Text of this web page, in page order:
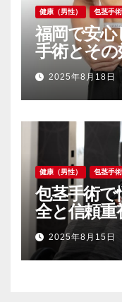
健康（男性） 包茎手術
福岡で安
手術とその
新事情
2025年8月18日
健康（男性） 包茎手術
包茎手術
全と信頼
2025年8月15日